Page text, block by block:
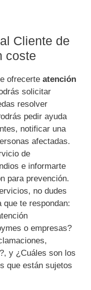
Cliente de
coste
ofrecerte atención
solicitar
resolver
pedir ayuda
notificar una
afectadas.
de
e informarte
para prevención.
no dudes
que te respondan:
o empresas?
y ¿Cuáles son los
que están sujetos